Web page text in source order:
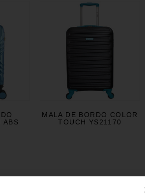
ABS
MALA DE BORDO COLOR
TOUCH YS21170